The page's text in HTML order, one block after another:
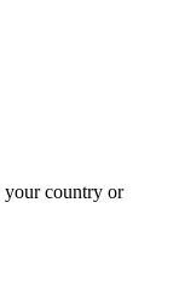
your country or